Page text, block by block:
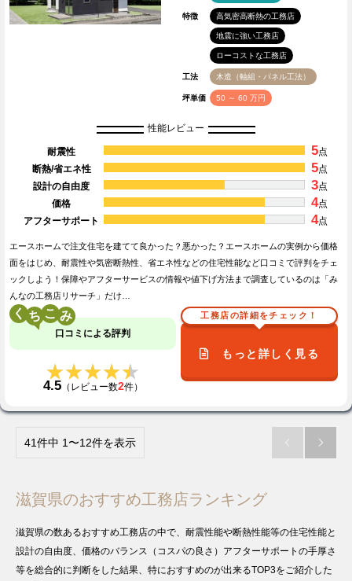
特徴 高気密高断熱の工務店
地震に強い工務店
ローコストな工務店
工法 木造（軸組・パネル工法）
坪単価 50 ～ 60 万円
性能レビュー
耐震性 5点
断熱/省エネ性
5点
設計の自由度
3点
価格
4点
アフターサポート
4点
エースホームで注文住宅を建てて良かった？悪かった？エースホームの実例から価格
面をはじめ、耐震性や気密断熱性、省エネ性などの住宅性能など口コミで評判をチェ
ックしよう！保障やアフターサービスの情報や値下げ方法まで調査しているのは「み
んなの工務店リサーチ」だけ…
く こ
口コミによる評判
★★★★★
★★★★★
4.5（レビュー数2件）
工務店の詳細をチェック！
もっと詳しく見る
41件中 1〜12件を表示  
滋賀県のおすすめ工務店ランキング
滋賀県の数あるおすすめ工務店の中で、耐震性能や断熱性能等の住宅性能と
設計の自由度、価格のバランス（コスパの良さ）アフターサポートの手厚さ
等を総合的に判断をした結果、特におすすめのが出来るTOP3をご紹介した